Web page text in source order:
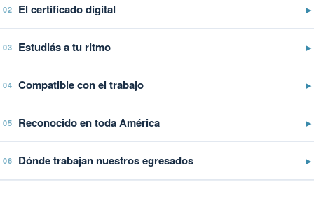
02 El certificado digital ▶
03 Estudiás a tu ritmo ▶
04 Compatible con el trabajo ▶
05 Reconocido en toda América ▶
06 Dónde trabajan nuestros egresados ▶